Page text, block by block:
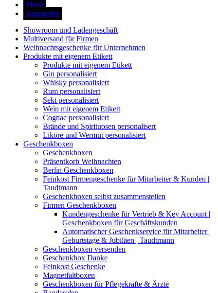
Menü
Kategorien
Showroom und Ladengeschäft
Multiversand für Firmen
Weihnachtsgeschenke für Unternehmen
Produkte mit eigenem Etikett
Produkte mit eigenem Etikett
Gin personalisiert
Whisky personalisiert
Rum personalisiert
Sekt personalisiert
Wein mit eigenem Etikett
Cognac personalisiert
Brände und Spirituosen personalisert
Liköre und Wermut personalisiert
Geschenkboxen
Geschenkboxen
Präsentkorb Weihnachten
Berlin Geschenkboxen
Feinkost Firmengeschenke für Mitarbeiter & Kunden |
Taudtmann
Geschenkboxen selbst zusammenstellen
Firmen Geschenkboxen
Kundengeschenke für Vertrieb & Key Account |
Geschenkboxen für Geschäftskunden
Automatischer Geschenkservice für Mitarbeiter |
Geburtstage & Jubiläen | Taudtmann
Geschenkboxen versenden
Geschenkbox Danke
Feinkost Geschenke
Magnetfaltboxen
Geschenkboxen für Pflegekräfte & Ärzte